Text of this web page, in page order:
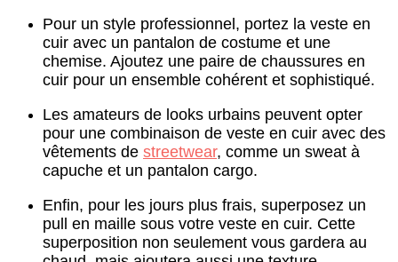
Pour un style professionnel, portez la veste en
cuir avec un pantalon de costume et une
chemise. Ajoutez une paire de chaussures en
cuir pour un ensemble cohérent et sophistiqué.
Les amateurs de looks urbains peuvent opter
pour une combinaison de veste en cuir avec des
vêtements de streetwear, comme un sweat à
capuche et un pantalon cargo.
Enfin, pour les jours plus frais, superposez un
pull en maille sous votre veste en cuir. Cette
superposition non seulement vous gardera au